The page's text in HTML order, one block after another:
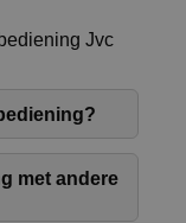
Jvc
met andere